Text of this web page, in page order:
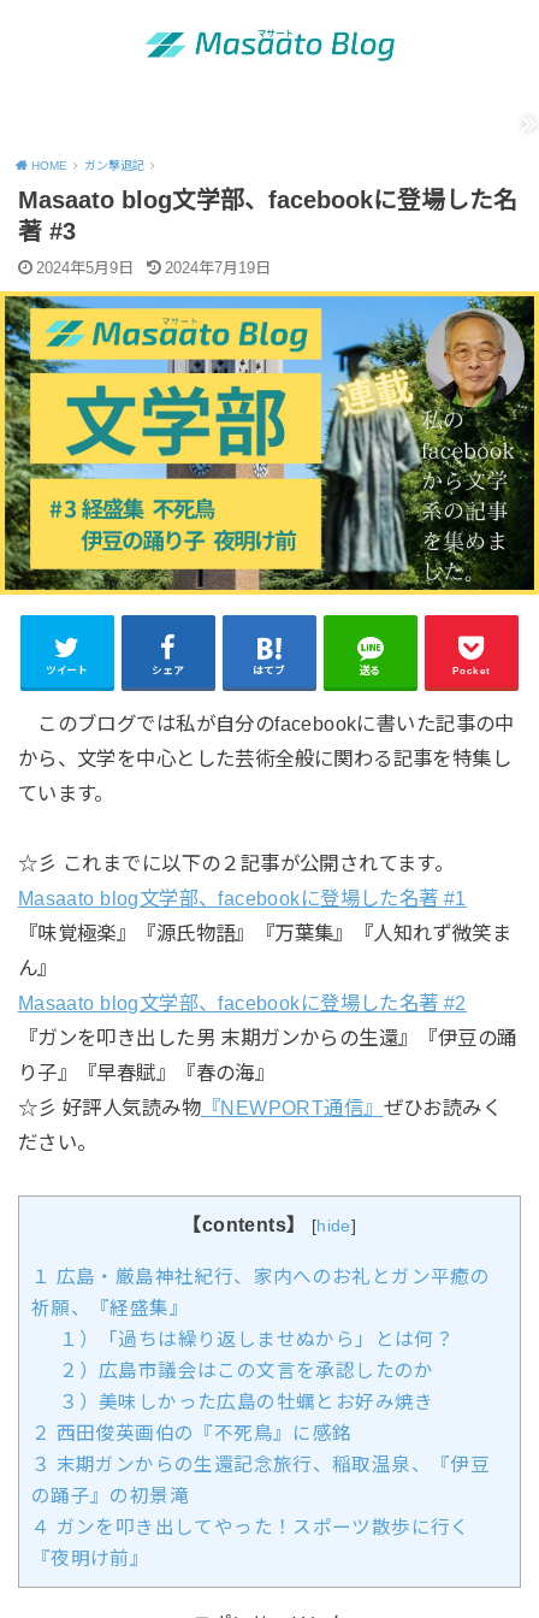
HOME ガン撃退記
Masaato blog文学部、facebookに登場した名
著 #3
2024年5月9日 2024年7月19日
ツイート シェア はてブ 送る Pocket
このブログでは私が自分のfacebookに書いた記事の中
から、文学を中心とした芸術全般に関わる記事を特集し
ています。
☆彡 これまでに以下の２記事が公開されてます。
Masaato blog文学部、facebookに登場した名著 #1
『味覚極楽』『源氏物語』『万葉集』『人知れず微笑ま
ん』
Masaato blog文学部、facebookに登場した名著 #2
『ガンを叩き出した男 末期ガンからの生還』『伊豆の踊
り子』『早春賦』『春の海』
☆彡 好評人気読み物『NEWPORT通信』 ぜひお読みく
ださい。
【contents】 [hide]
１ 広島・厳島神社紀行、家内へのお礼とガン平癒の
祈願、『経盛集』
１）「過ちは繰り返しませぬから」とは何？
２）広島市議会はこの文言を承認したのか
３）美味しかった広島の牡蠣とお好み焼き
２ 西田俊英画伯の『不死鳥』に感銘
３ 末期ガンからの生還記念旅行、稲取温泉、『伊豆
の踊子』の初景滝
４ ガンを叩き出してやった！スポーツ散歩に行く
『夜明け前』